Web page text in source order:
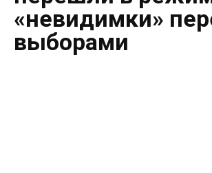
«невидимки»
выборами